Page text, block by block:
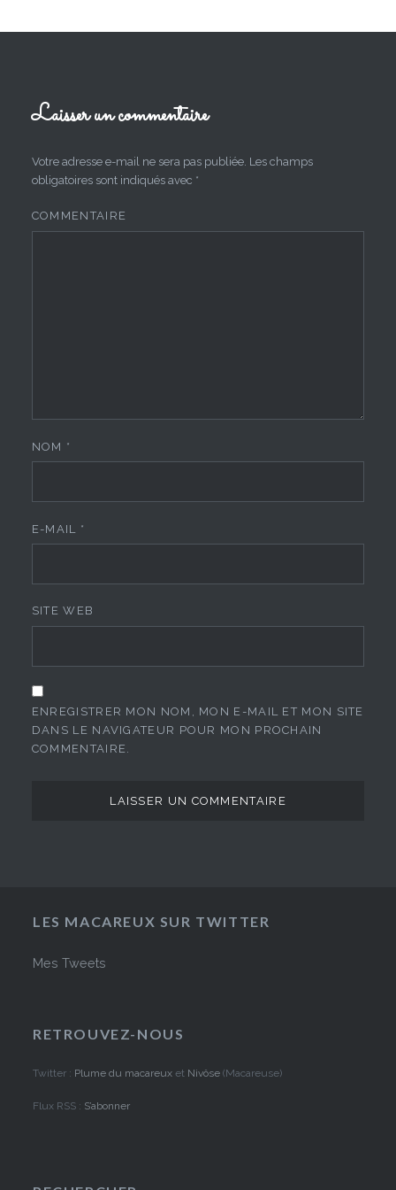
Laisser un commentaire
Votre adresse e-mail ne sera pas publiée. Les champs
obligatoires sont indiqués avec *
COMMENTAIRE
NOM *
E-MAIL *
SITE WEB
ENREGISTRER MON NOM, MON E-MAIL ET MON SITE
DANS LE NAVIGATEUR POUR MON PROCHAIN
COMMENTAIRE.
LES MACAREUX SUR TWITTER
Mes Tweets
RETROUVEZ-NOUS
Twitter : Plume du macareux et Nivôse(Macareuse)
Flux RSS : S’abonner